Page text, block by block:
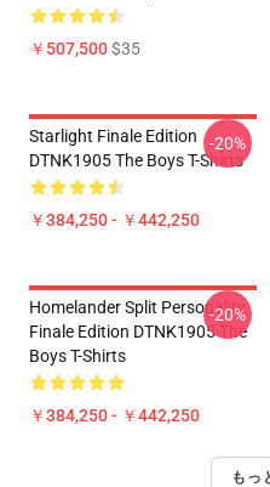
￥507,500$35
Starlight Finale Edition
DTNK1905 The Boys T-Shirts
￥384,250 - ￥442,250
-20%
Homelander Split Personality
Finale Edition DTNK1905 The
Boys T-Shirts
￥384,250 - ￥442,250
-20%
もっ